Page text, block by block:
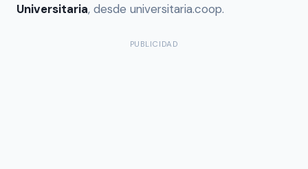
Universitaria, desde universitaria.coop.
PUBLICIDAD